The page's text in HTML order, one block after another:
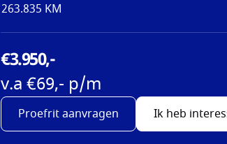
263.835 KM
€3.950,-
v.a €69,- p/m
Proefrit aanvragen Ik heb